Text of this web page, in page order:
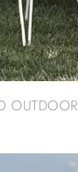
OUTDOOR